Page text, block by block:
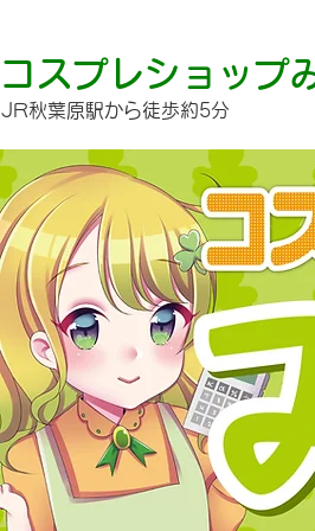
コスプレショップ
JR秋葉原駅から徒歩約5分